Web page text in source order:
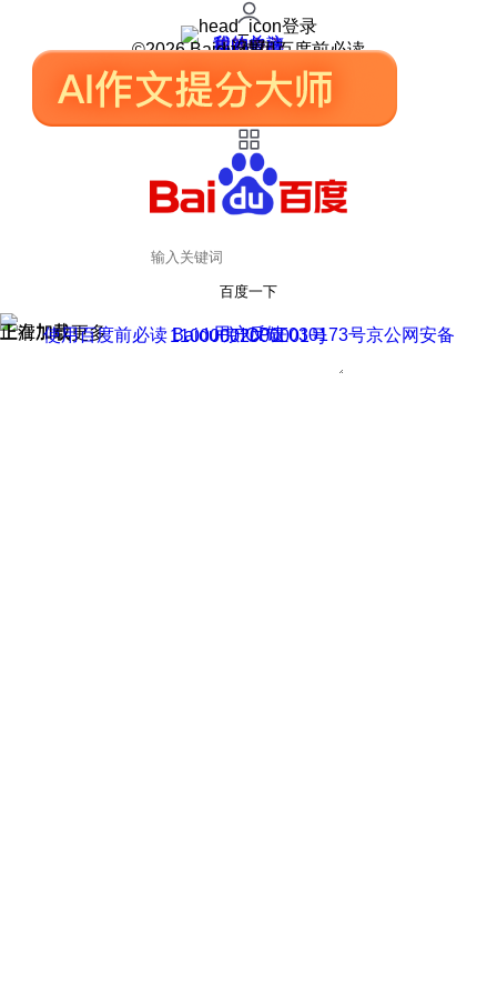
登录
我的关注
我的收藏
皮肤中心
用户反馈
设置
©2026 Baidu 使用百度前必读
百度一下
正在加载
上滑加载更多 用户反馈
使用百度前必读 Baidu 京ICP证030173号
京公网安备11000002000001号